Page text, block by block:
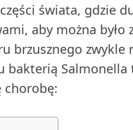
świata, gdzie
aby można
brzusznego
bakterią
chorobę: